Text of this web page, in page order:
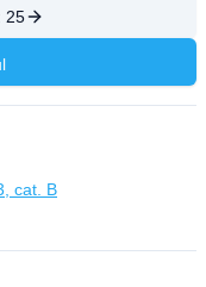
25
cat. B